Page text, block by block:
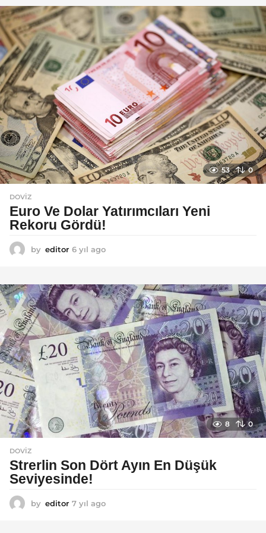
53 0
DOVIZ
Euro Ve Dolar Yatırımcıları Yeni
Rekoru Gördü!
by editor 6 yıl ago
l
a
o
8 0
DOVIZ
Strerlin Son Dört Ayın En Düşük
Seviyesinde!
by editor 7 yıl ago